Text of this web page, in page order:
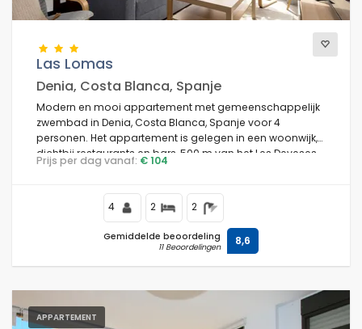
Las Lomas
Denia, Costa Blanca, Spanje
Modern en mooi appartement met gemeenschappelijk
zwembad in Denia, Costa Blanca, Spanje voor 4
personen. Het appartement is gelegen in een woonwijk,
dichtbij restaurants en bars, 500 m van het Les Deveses
strand en 3 km van El Vergel.
Prijs per dag vanaf: € 104
4 2 2
Gemiddelde beoordeling
11 Beoordelingen 8,6
APPARTEMENT